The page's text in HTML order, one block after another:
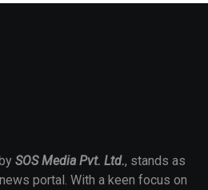
SOS Media Pvt. Ltd., stands as
portal. With a keen focus on